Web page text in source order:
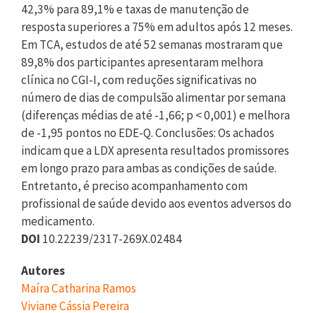
42,3% para 89,1% e taxas de manutenção de
resposta superiores a 75% em adultos após 12 meses.
Em TCA, estudos de até 52 semanas mostraram que
89,8% dos participantes apresentaram melhora
clínica no CGI-I, com reduções significativas no
número de dias de compulsão alimentar por semana
(diferenças médias de até -1,66; p < 0,001) e melhora
de -1,95 pontos no EDE-Q. Conclusões: Os achados
indicam que a LDX apresenta resultados promissores
em longo prazo para ambas as condições de saúde.
Entretanto, é preciso acompanhamento com
profissional de saúde devido aos eventos adversos do
medicamento.
DOI 10.22239/2317-269X.02484
Autores
Maíra Catharina Ramos
Viviane Cássia Pereira